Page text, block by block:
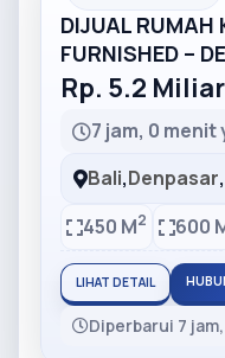
DIJUAL RUMAH
FURNISHED –
Rp. 5.2 Miliar
7 jam, 0 menit
Bali,Denpasar,
450 M2 600
LIHAT DETAIL
Diperbarui 7